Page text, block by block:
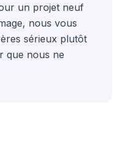
un projet neuf
nous vous
sérieux plutôt
que nous ne